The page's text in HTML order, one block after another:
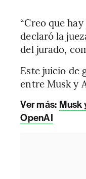
“Creo que
declaró la
del jurado,
Este juicio de
entre Musk y
Ver más: Musk
OpenAI